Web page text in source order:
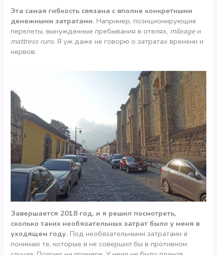
Эта самая гибкость связана с вполне конкретными
денежными затратами.Например, позиционирующие
перелеты, вынужденные пребывания в отелях, mileageи
mattress runs. Я уж даже не говорю о затратах времени и
нервов.
Завершается 2018 год, и я решил посмотреть,
сколько таких необязательных затрат было у меня в
уходящем году. Под необязательными затратами я
понимаю те, которые я не совершил бы в противном